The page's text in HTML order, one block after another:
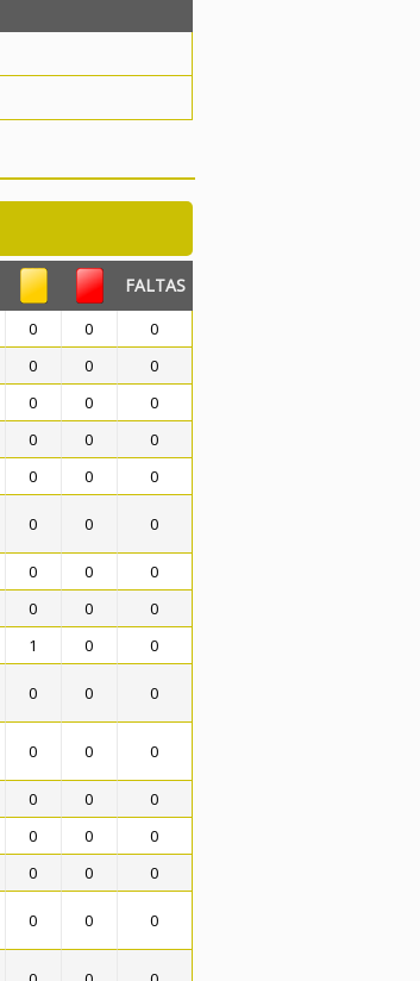
FALTAS
0 0
0
0 0
0
0 0
0
0 0
0
0 0 0
0 0 0
0 0
0
0 0
0
1 0 0
0 0 0
0 0 0
0 0
0
0 0
0
0 0 0
0 0 0